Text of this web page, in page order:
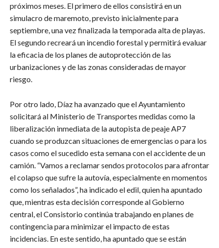
próximos meses. El primero de ellos consistirá en un
simulacro de maremoto, previsto inicialmente para
septiembre, una vez finalizada la temporada alta de playas.
El segundo recreará un incendio forestal y permitirá evaluar
la eficacia de los planes de autoprotección de las
urbanizaciones y de las zonas consideradas de mayor
riesgo.
Por otro lado, Díaz ha avanzado que el Ayuntamiento
solicitará al Ministerio de Transportes medidas como la
liberalización inmediata de la autopista de peaje AP7
cuando se produzcan situaciones de emergencias o para los
casos como el sucedido esta semana con el accidente de un
camión. “Vamos a reclamar sendos protocolos para afrontar
el colapso que sufre la autovía, especialmente en momentos
como los señalados”, ha indicado el edil, quien ha apuntado
que, mientras esta decisión corresponde al Gobierno
central, el Consistorio continúa trabajando en planes de
contingencia para minimizar el impacto de estas
incidencias. En este sentido, ha apuntado que se están